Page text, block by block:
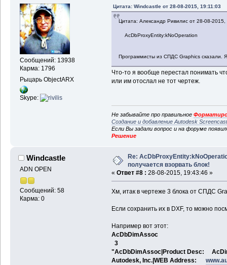
Сообщений: 13938
Карма: 1796
Рыцарь ObjectARX
Skype:
Цитата: Windcastle от 28-08-2015, 19:11:03
Цитата: Александр Ривилис от 28-08-
AcDbProxyEntity:kNoOperation
Программисты из СПДС Graphics сказали.
Что-то я вообще перестал понимать
или им отослал не тот чертеж.
Не забывайте про правильное
Создание и добавление Autodesk
Если Вы задали вопрос и на форуме
Решение
Windcastle
ADN OPEN
Сообщений: 58
Карма: 0
Re:
получается взорвать блок!
« Ответ #8 : 28-08-2015, 19:43:46 »
Хм, итак в чертеже 3 блока от СПДС
Если сохранить их в DXF, то можно
Например вот этот:
AcDbDimAssoc
3
"AcDbDimAssoc|Product Desc:
Autodesk, Inc.|WEB Address: